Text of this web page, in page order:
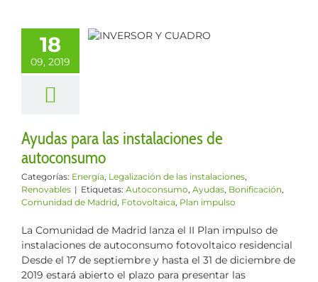
18
09, 2019
de
Legalización de
Ayudas para las instalaciones de
autoconsumo
Categorías: Energía, Legalización de las instalaciones,
Renovables | Etiquetas: Autoconsumo, Ayudas, Bonificación,
Comunidad de Madrid, Fotovoltaica, Plan impulso
La Comunidad de Madrid lanza el II Plan impulso de
instalaciones de autoconsumo fotovoltaico residencial
Desde el 17 de septiembre y hasta el 31 de diciembre de
2019 estará abierto el plazo para presentar las